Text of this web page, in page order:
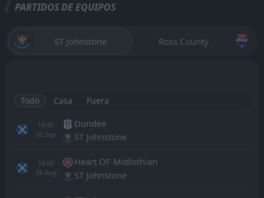
PARTIDOS DE EQUIPOS
ST Johnstone Ross County
Todo Casa Fuera
18:45
02 Sep
Dundee
ST Johnstone
14:00
29 Aug
Heart OF Midlothian
ST Johnstone